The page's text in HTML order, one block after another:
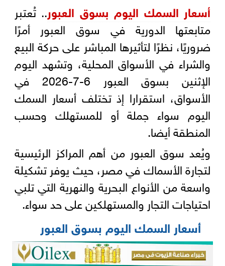
أسعار السمك اليوم بسوق العبور.. تُعتبر
متابعتها الدورية في سوق العبور أمرًا
ضروريًا، نظرًا لتأثيرها المباشر على حركة البيع
والشراء في الأسواق المحلية، وتشهد اليوم
الإثنين بسوق العبور 6-7-2026 في
الأسواق، استقرارا إذ تختلف أسعار السمك
اليوم سواء جملة أو للمستهلك وحسب
المنطقة أيضا.
ويُعد سوق العبور من أهم المراكز الرئيسية
لتجارة الأسماك في مصر، حيث يوفر تشكيلة
واسعة من الأنواع البحرية والنهرية التي تلبي
احتياجات التجار والمستهلكين على حد سواء.
أسعار السمك اليوم بسوق العبور